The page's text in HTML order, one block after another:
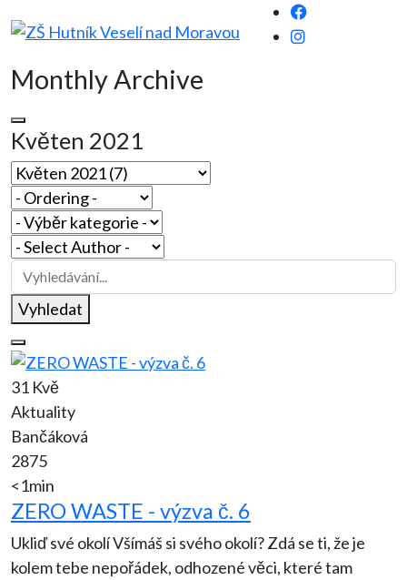
Monthly Archive
Květen 2021
Vyhledat
31 Kvě
Aktuality
Bančáková
2875
<1min
ZERO WASTE - výzva č. 6
Ukliď své okolí Všímáš si svého okolí? Zdá se ti, že je
kolem tebe nepořádek, odhozené věci, které tam